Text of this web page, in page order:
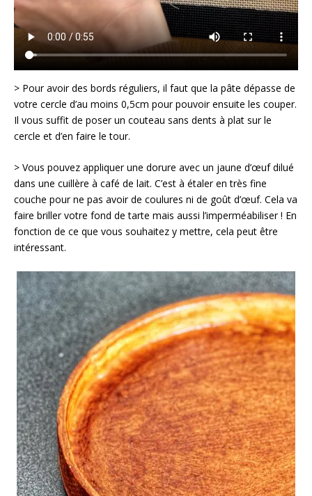
> Pour avoir des bords réguliers, il faut que la pâte dépasse de
votre cercle d’au moins 0,5cm pour pouvoir ensuite les couper.
Il vous suffit de poser un couteau sans dents à plat sur le
cercle et d’en faire le tour.
> Vous pouvez appliquer une dorure avec un jaune d’œuf dilué
dans une cuillère à café de lait. C’est à étaler en très fine
couche pour ne pas avoir de coulures ni de goût d’œuf. Cela va
faire briller votre fond de tarte mais aussi l’imperméabiliser ! En
fonction de ce que vous souhaitez y mettre, cela peut être
intéressant.